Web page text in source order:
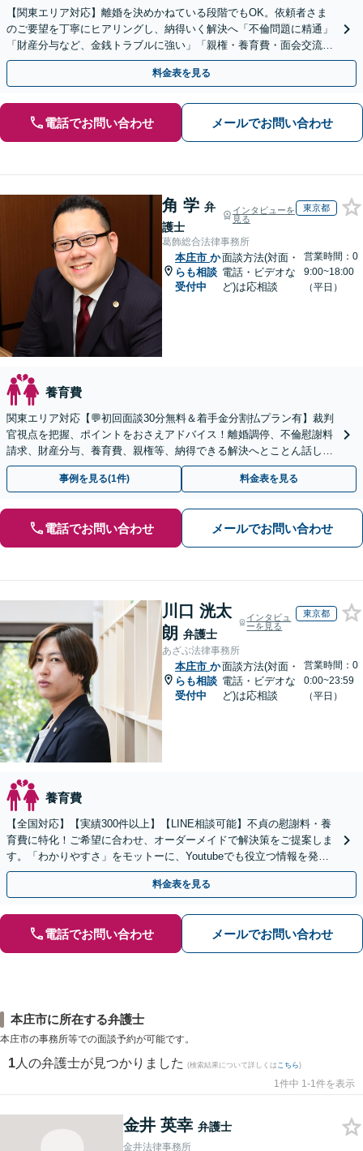
【関東エリア対応】離婚を決めかねている段階でもOK。依頼者さま
のご要望を丁寧にヒアリングし、納得いく解決へ「不倫問題に精通」
「財産分与など、金銭トラブルに強い」「親権・養育費・面会交流も
お任せ」【完全個室】【子連れ相談可】【初回相談無料】
料金表を見る
電話でお問い合わせ メールでお問い合わせ
角 学 弁
護士
インタビューを
見る
東京都
葛飾総合法律事務所
本庄市 か
らも相談
受付中
面談方法(対面・
電話・ビデオな
ど)は応相談
営業時間：0
9:00~18:00
（平日）
養育費
関東エリア対応【💬初回面談30分無料＆着手金分割払プラン有】裁判
官視点を把握、ポイントをおさえアドバイス！離婚調停、不倫慰謝料
請求、財産分与、養育費、親権等、納得できる解決へとことん話し合
いましょう！【著書・セミナー実績多数】子連れ相談可
事例を見る(1件) 料金表を見る
電話でお問い合わせ メールでお問い合わせ
川口 洸太
朗 弁護士
インタビュ
ーを見る
東京都
あざぶ法律事務所
本庄市 か
らも相談
受付中
面談方法(対面・
電話・ビデオな
ど)は応相談
営業時間：0
0:00~23:59
（平日）
養育費
【全国対応】【実績300件以上】【LINE相談可能】不貞の慰謝料・養
育費に特化！ご希望に合わせ、オーダーメイドで解決策をご提案しま
す。「わかりやすさ」をモットーに、Youtubeでも役立つ情報を発信
中【初回相談無料】【土日対応可】
料金表を見る
電話でお問い合わせ メールでお問い合わせ
本庄市に所在する弁護士
本庄市の事務所等での面談予約が可能です。
1 人の弁護士が見つかりました (検索結果について詳しくは こちら)
1件中 1-1件を表示
金井 英幸 弁護士
金井法律事務所